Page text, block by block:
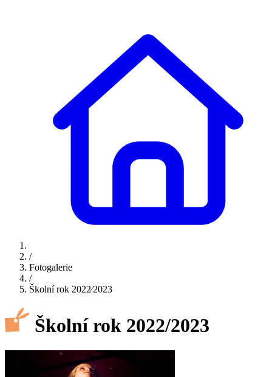
/
Fotogalerie
/
Školní rok 2022⁄2023
Školní rok 2022/2023